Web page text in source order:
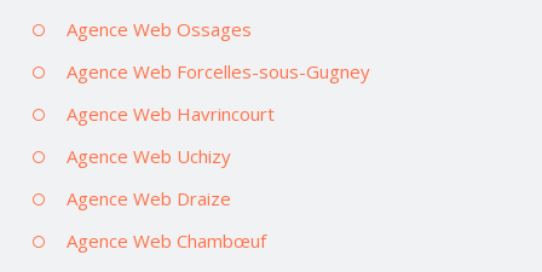
Agence Web Ossages
Agence Web Forcelles-sous-Gugney
Agence Web Havrincourt
Agence Web Uchizy
Agence Web Draize
Agence Web Chambœuf